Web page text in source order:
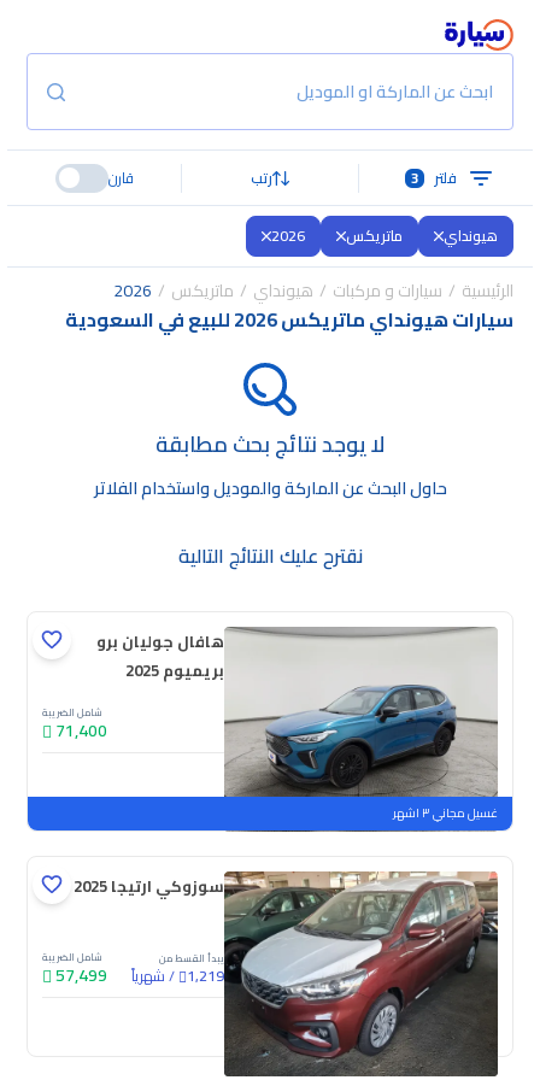
ابحث عن الماركة او الموديل
فلتر 3 رتب قارن
هيونداي ماتريكس 2026
الرئيسية سيارات و مركبات هيونداي ماتريكس 2026
سيارات هيونداي ماتريكس 2026 للبيع في السعودية
لا يوجد نتائج بحث مطابقة
حاول البحث عن الماركة والموديل واستخدام الفلاتر
نقترح عليك النتائج التالية
هافال جوليان برو
بريميوم 2025
شامل الضريبة
71,400
جديدة
ملوحة
غسيل مجاني ٣ اشهر
سوزوكي ارتيجا GL 2025
يبدأ القسط من
1,219
/شهرياً
شامل الضريبة
57,499
جديدة